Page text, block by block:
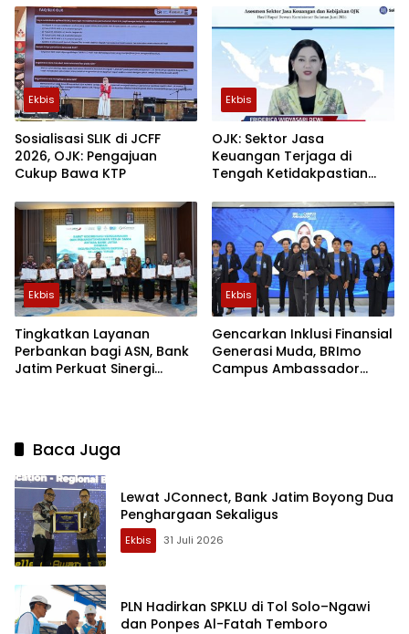
Ekbis
Sosialisasi SLIK di JCFF
2026, OJK: Pengajuan
Cukup Bawa KTP
Ekbis
OJK: Sektor Jasa
Keuangan Terjaga di
Tengah Ketidakpastian
Inflasi
Ekbis
Tingkatkan Layanan
Perbankan bagi ASN, Bank
Jatim Perkuat Sinergi
Ekbis
Gencarkan Inklusi Finansial
Generasi Muda, BRImo
Campus Ambassador
Baca Juga
Lewat JConnect, Bank Jatim Boyong Dua
Penghargaan Sekaligus
Ekbis 31 Juli 2026
PLN Hadirkan SPKLU di Tol Solo–Ngawi
dan Ponpes Al-Fatah Temboro